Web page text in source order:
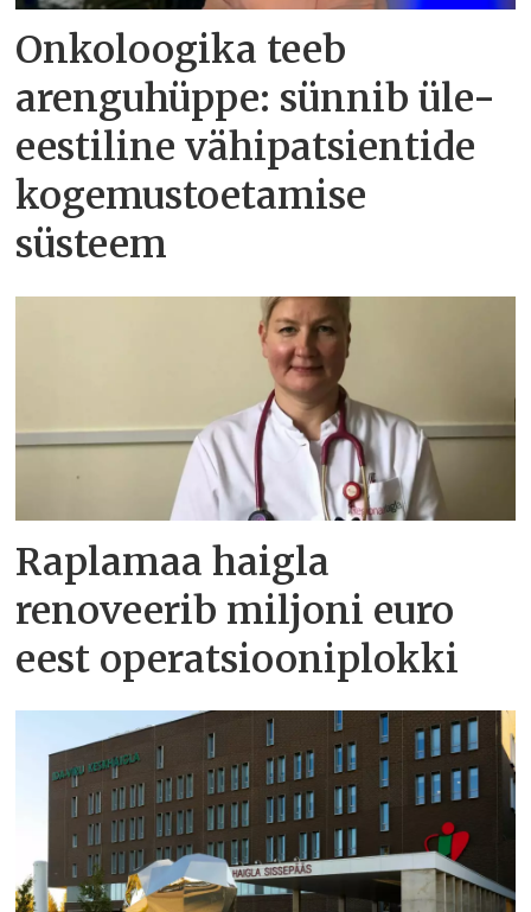
Onkoloogika teeb
arenguhüppe: sünnib üle-
eestiline vähipatsientide
kogemustoetamise
süsteem
Raplamaa haigla
renoveerib miljoni euro
eest operatsiooniplokki